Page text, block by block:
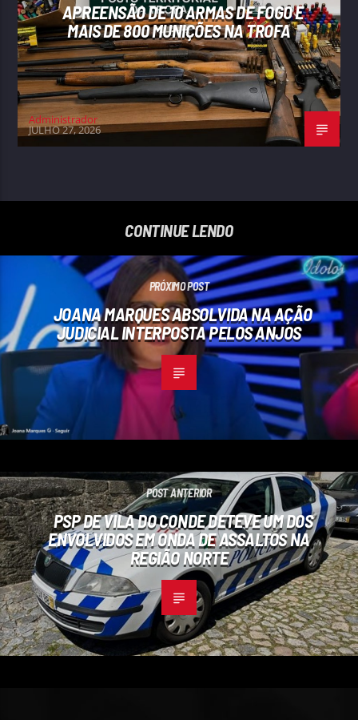
APREENSÃO DE 10 ARMAS DE FOGO E
MAIS DE 800 MUNIÇÕES NA TROFA
Administrador
JULHO 27, 2026
CONTINUE LENDO
PRÓXIMO POST
JOANA MARQUES ABSOLVIDA NA AÇÃO
JUDICIAL INTERPOSTA PELOS ANJOS
POST ANTERIOR
PSP DE VILA DO CONDE DETEVE UM DOS
ENVOLVIDOS EM ONDA DE ASSALTOS NA
REGIÃO NORTE